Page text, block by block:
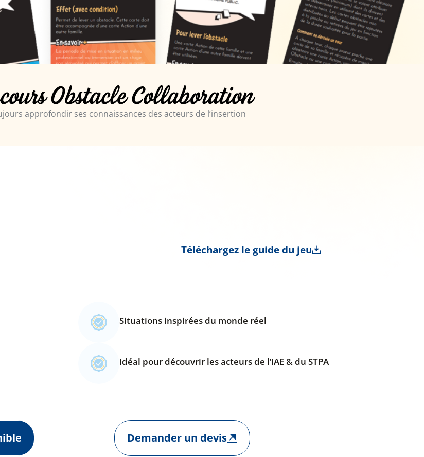
Obstacle Collaboration
approfondir ses connaissances des acteurs de l’insertion
Téléchargez le guide du jeu
Situations inspirées du monde réel
Idéal pour découvrir les acteurs de l’IAE & du STPA
Demander un devis